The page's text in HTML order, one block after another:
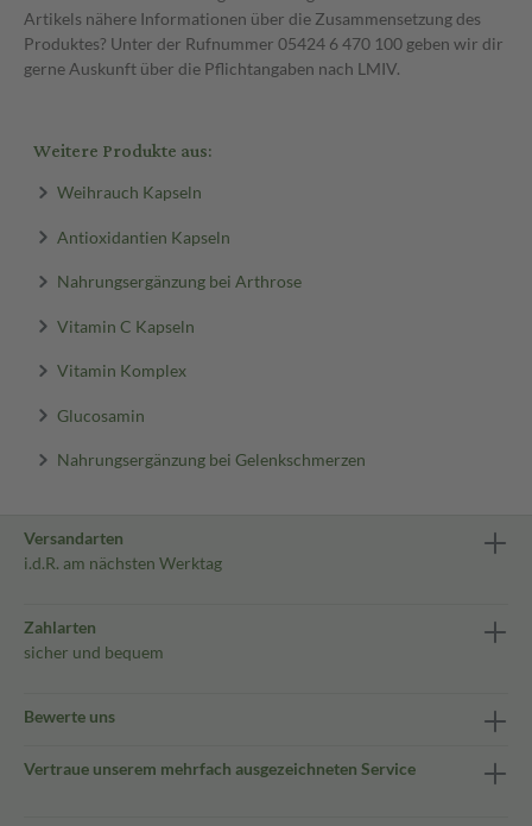
Artikels nähere Informationen über die Zusammensetzung des
Produktes? Unter der Rufnummer 05424 6 470 100 geben wir dir
gerne Auskunft über die Pflichtangaben nach LMIV.
Weitere Produkte aus:
Weihrauch Kapseln
Antioxidantien Kapseln
Nahrungsergänzung bei Arthrose
Vitamin C Kapseln
Vitamin Komplex
Glucosamin
Nahrungsergänzung bei Gelenkschmerzen
Versandarten
i.d.R. am nächsten Werktag
Zahlarten
sicher und bequem
Bewerte uns
Vertraue unserem mehrfach ausgezeichneten Service